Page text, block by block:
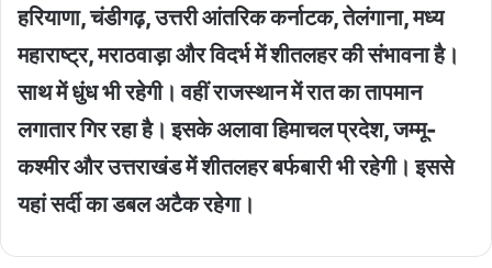
हरियाणा, चंडीगढ़, उत्तरी आंतरिक कर्नाटक, तेलंगाना, मध्य
महाराष्ट्र, मराठवाड़ा और विदर्भ में शीतलहर की संभावना है।
साथ में धुंध भी रहेगी। वहीं राजस्थान में रात का तापमान
लगातार गिर रहा है। इसके अलावा हिमाचल प्रदेश, जम्मू-
कश्मीर और उत्तराखंड में शीतलहर बर्फबारी भी रहेगी। इससे
यहां सर्दी का डबल अटैक रहेगा।